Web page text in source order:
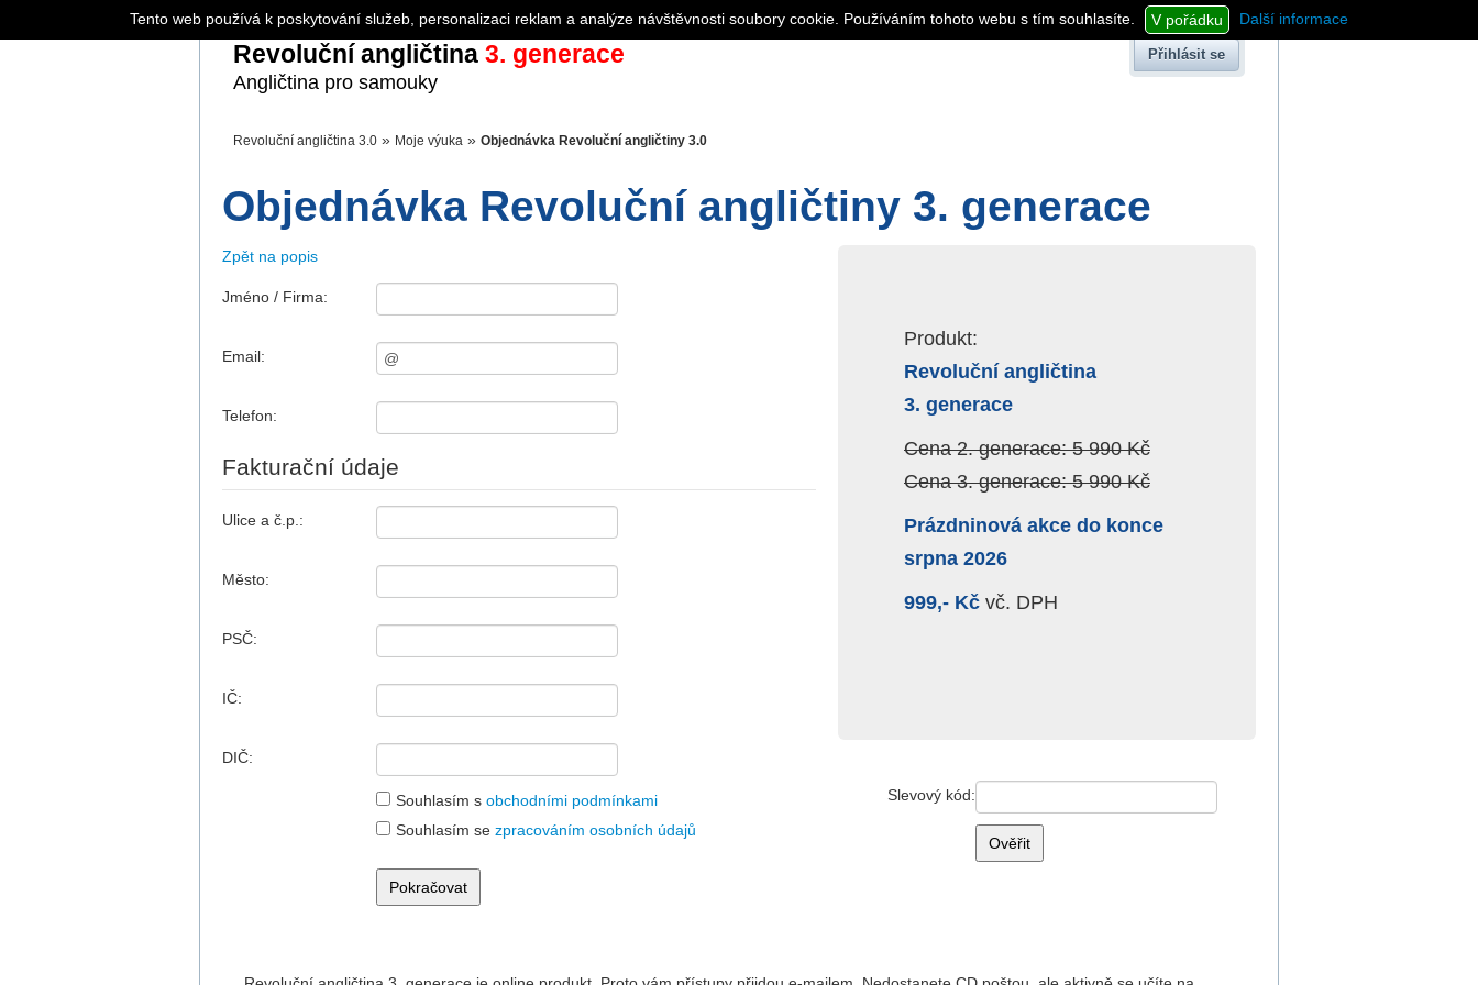
Revoluční angličtina 3. generace
Angličtina pro samouky
Přihlásit se
Revoluční angličtina 3.0 » Moje výuka » Objednávka Revoluční angličtiny 3.0
Objednávka Revoluční angličtiny 3. generace
Zpět na popis
Jméno / Firma:
Email:
Telefon:
Fakturační údaje
Ulice a č.p.:
Město:
PSČ:
IČ:
DIČ:
Souhlasím s obchodními podmínkami
Souhlasím se zpracováním osobních údajů
Slevový kód:
Produkt:
Revoluční angličtina
3. generace
Cena 2. generace: 5 990 Kč
Cena 3. generace: 5 990 Kč
Prázdninová akce do konce
srpna 2026
999,- Kč vč. DPH
Tento web používá k poskytování služeb, personalizaci reklam a analýze návštěvnosti soubory cookie. Používáním tohoto webu s tím souhlasíte. V pořádku Další informace